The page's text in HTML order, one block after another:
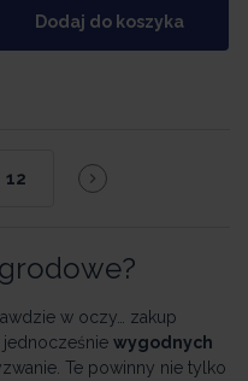
Dodaj do koszyka
12
w oczy… zakup
wygodnych
Te powinny nie tylko